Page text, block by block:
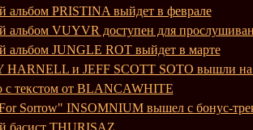
альбом PRISTINA выйдет в феврале
альбом VUYVR доступен для
альбом JUNGLE ROT выйдет в марте
HARNELL и JEFF SCOTT SOTO вышли на
с текстом от BLANCAWHITE
Sorrow" INSOMNIUM вышел с бонус-
басист THURISAZ